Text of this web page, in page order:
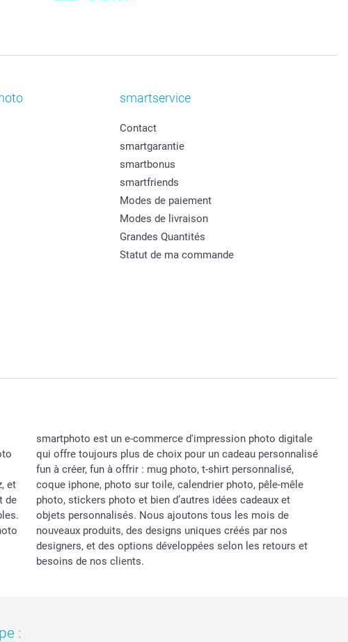
smartservice
Contact
smartgarantie
smartbonus
smartfriends
Modes de paiement
Modes de livraison
Grandes Quantités
Statut de ma commande
et
de
smartphoto est un e-commerce d'impression photo digitale
qui offre toujours plus de choix pour un cadeau personnalisé
fun à créer, fun à offrir : mug photo, t-shirt personnalisé,
coque iphone, photo sur toile, calendrier photo, pêle-mêle
photo, stickers photo et bien d’autres idées cadeaux et
objets personnalisés. Nous ajoutons tous les mois de
nouveaux produits, des designs uniques créés par nos
designers, et des options développées selon les retours et
besoins de nos clients.
: